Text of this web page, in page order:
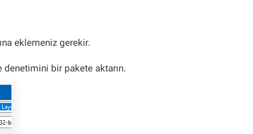
eklemeniz gerekir.
bir pakete aktarın.